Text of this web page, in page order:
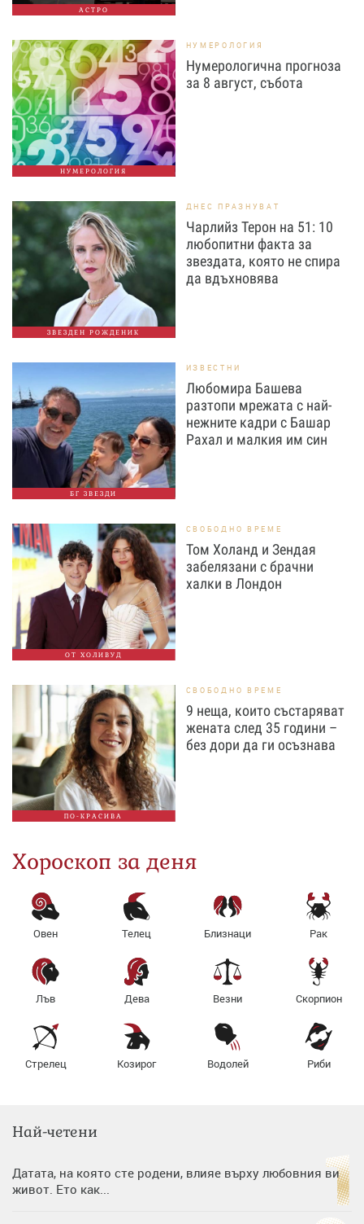
АСТРО
НУМЕРОЛОГИЯ
НУМЕРОЛОГИЯ
Нумерологична прогноза
за 8 август, събота
ЗВЕЗДЕН РОЖДЕНИК
ДНЕС ПРАЗНУВАТ
Чарлийз Терон на 51: 10
любопитни факта за
звездата, която не спира
да вдъхновява
БГ ЗВЕЗДИ
ИЗВЕСТНИ
Любомира Башева
разтопи мрежата с най-
нежните кадри с Башар
Рахал и малкия им син
ОТ ХОЛИВУД
СВОБОДНО ВРЕМЕ
Том Холанд и Зендая
забелязани с брачни
халки в Лондон
ПО-КРАСИВА
СВОБОДНО ВРЕМЕ
9 неща, които състаряват
жената след 35 години –
без дори да ги осъзнава
Хороскоп за деня
Овен Телец Близнаци Рак
Лъв Дева Везни Скорпион
Стрелец Козирог Водолей Риби
Най-четени
Датата, на която сте родени, влияе върху любовния ви
живот. Ето как...